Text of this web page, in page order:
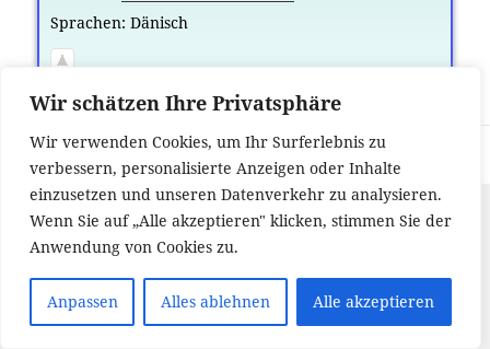
Wir schätzen Ihre Privatsphäre
Wir verwenden Cookies, um Ihr Surferlebnis zu
verbessern, personalisierte Anzeigen oder Inhalte
einzusetzen und unseren Datenverkehr zu analysieren.
Wenn Sie auf „Alle akzeptieren" klicken, stimmen Sie der
Anwendung von Cookies zu.
Anpassen Alles ablehnen Alle akzeptieren
Sprachen:Dänisch
-